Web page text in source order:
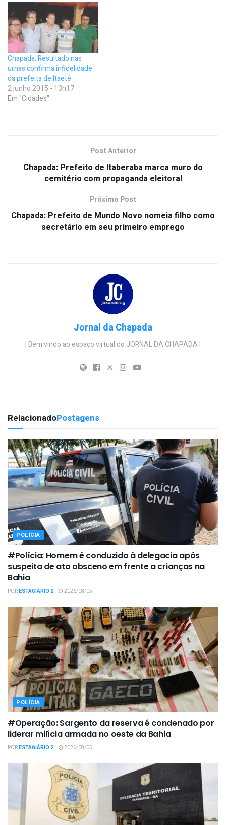
Chapada: Resultado nas
urnas confirma infidelidade
da prefeita de Itaetê
2 junho 2015 - 13h17
Em "Cidades"
Post Anterior
Chapada: Prefeito de Itaberaba marca muro do
cemitério com propaganda eleitoral
Próximo Post
Chapada: Prefeito de Mundo Novo nomeia filho como
secretário em seu primeiro emprego
Jornal da Chapada
| Bem vindo ao espaço virtual do JORNAL DA CHAPADA |
RelacionadoPostagens
POLÍCIA
#Polícia: Homem é conduzido à delegacia após
suspeita de ato obsceno em frente a crianças na
Bahia
PORESTAGIÁRIO 2 2026/08/05
POLÍCIA
#Operação: Sargento da reserva é condenado por
liderar milícia armada no oeste da Bahia
PORESTAGIÁRIO 2 2026/08/05